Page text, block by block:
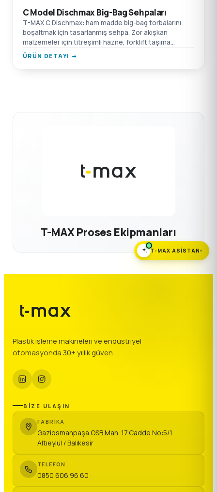
C Model Dischmax Big-Bag Sehpaları
T-MAX C Dischmax: ham madde big-bag torbalarını
boşaltmak için tasarlanmış sehpa. Zor akışkan
malzemeler için titreşimli hazne, forklift taşıma
noktaları, emiş kutusu flanş bağlantısı.
ÜRÜN DETAYI →
T-MAX Proses Ekipmanları
Plastik işleme makineleri ve endüstriyel
otomasyonda 30+ yıllık güven.
BİZE ULAŞIN
FABRIKA
Gaziosmanpaşa OSB Mah. 17.Cadde No:5/1
Altıeylül / Balıkesir
TELEFON
0850 606 96 60
T-MAX ASISTAN